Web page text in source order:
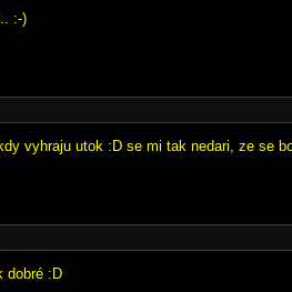
:-)
vyhraju utok :D se mi tak nedari, ze se
dobré :D